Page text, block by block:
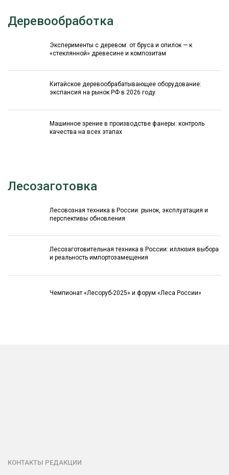
Деревообработка
Эксперименты с деревом: от бруса и опилок — к
«стеклянной» древесине и композитам
Китайское деревообрабатывающее оборудование:
экспансия на рынок РФ в 2026 году
Машинное зрение в производстве фанеры: контроль
качества на всех этапах
Лесозаготовка
Лесовозная техника в России: рынок, эксплуатация и
перспективы обновления
Лесозаготовительная техника в России: иллюзия выбора
и реальность импортозамещения
Чемпионат «Лесоруб-2025» и форум «Леса России»
КОНТАКТЫ РЕДАКЦИИ